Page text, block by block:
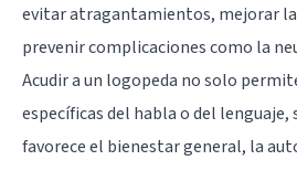
evitar atragantamientos, mejorar
prevenir complicaciones como la
Acudir a un logopeda no solo
específicas del habla o del
favorece el bienestar general, la